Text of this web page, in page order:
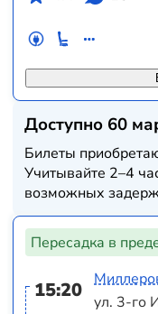
Доступно 60
Билеты
Учитывайте 2–4
возможных
Пересадка в
15:20
ул. 3-го